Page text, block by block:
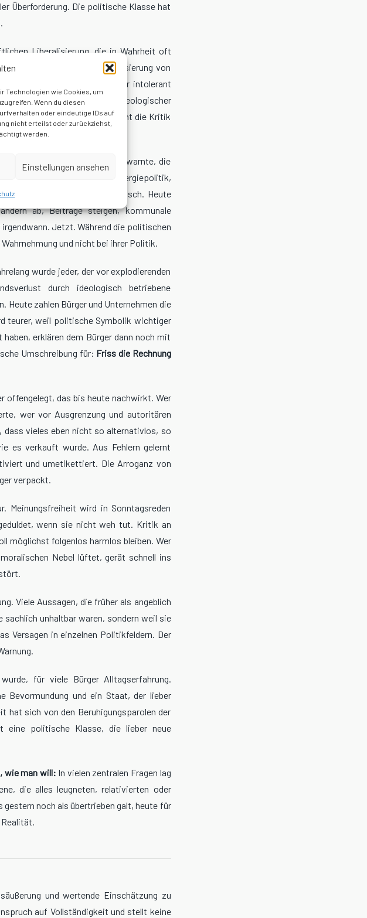
Technologien wie Cookies, um
Wenn du diesen
oder eindeutige IDs auf
nicht erteilst oder zurückziehst,
werden.
Einstellungen ansehen
Überforderung. Die politische Klasse hat
Liberalisierung, die in Wahrheit oft
Eltern, die keine Sexualisierung von
wurden als rückständig oder intolerant
zum Experimentierfeld ideologischer
hier zeigt sich ein Muster: Nicht die Kritik
erklärt.
aus. Wer vor einer Politik warnte, die
ideologische Energiepolitik,
galt als schwarzmalerisch. Heute
ab, Beiträge steigen, kommunale
Jetzt. Während die politischen
und nicht bei ihrer Politik.
wurde jeder, der vor explodierenden
durch ideologisch betriebene
zahlen Bürger und Unternehmen die
teurer, weil politische Symbolik wichtiger
erklären dem Bürger dann noch mit
Umschreibung für: Friss die Rechnung
offengelegt, das bis heute nachwirkt. Wer
wer vor Ausgrenzung und autoritären
vieles eben nicht so alternativlos, so
es verkauft wurde. Aus Fehlern gelernt
und umetikettiert. Die Arroganz von
verpackt.
Meinungsfreiheit wird in Sonntagsreden
wenn sie nicht weh tut. Kritik an
möglichst folgenlos harmlos bleiben. Wer
Nebel lüftet, gerät schnell ins
Viele Aussagen, die früher als angeblich
unhaltbar waren, sondern weil sie
Versagen in einzelnen Politikfeldern. Der
für viele Bürger Alltagserfahrung.
Bevormundung und ein Staat, der lieber
hat sich von den Beruhigungsparolen der
eine politische Klasse, die lieber neue
wie man will: In vielen zentralen Fragen lag
die alles leugneten, relativierten oder
noch als übertrieben galt, heute für
und wertende Einschätzung zu
auf Vollständigkeit und stellt keine